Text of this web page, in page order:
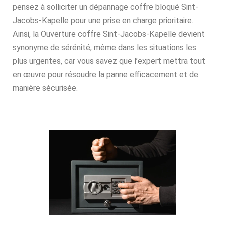
pensez à solliciter un dépannage coffre bloqué Sint-
Jacobs-Kapelle pour une prise en charge prioritaire.
Ainsi, la Ouverture coffre Sint-Jacobs-Kapelle devient
synonyme de sérénité, même dans les situations les
plus urgentes, car vous savez que l’expert mettra tout
en œuvre pour résoudre la panne efficacement et de
manière sécurisée.